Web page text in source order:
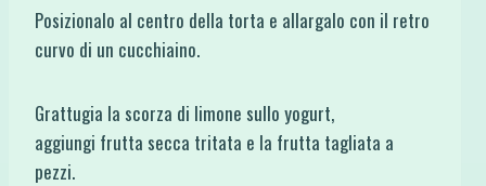
Posizionalo al centro della torta e allargalo con il retro
curvo di un cucchiaino.
Grattugia la scorza di limone sullo yogurt,
aggiungi frutta secca tritata e la frutta tagliata a
pezzi.